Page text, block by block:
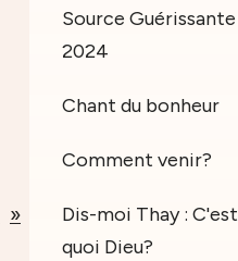
Source Guérissante
2024
Chant du bonheur
Comment venir?
Dis-moi Thay : C'est
quoi Dieu?